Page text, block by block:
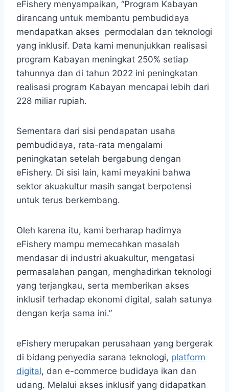
eFishery menyampaikan, “Program Kabayan
dirancang untuk membantu pembudidaya
mendapatkan akses permodalan dan teknologi
yang inklusif. Data kami menunjukkan realisasi
program Kabayan meningkat 250% setiap
tahunnya dan di tahun 2022 ini peningkatan
realisasi program Kabayan mencapai lebih dari
228 miliar rupiah.
Sementara dari sisi pendapatan usaha
pembudidaya, rata-rata mengalami
peningkatan setelah bergabung dengan
eFishery. Di sisi lain, kami meyakini bahwa
sektor akuakultur masih sangat berpotensi
untuk terus berkembang.
Oleh karena itu, kami berharap hadirnya
eFishery mampu memecahkan masalah
mendasar di industri akuakultur, mengatasi
permasalahan pangan, menghadirkan teknologi
yang terjangkau, serta memberikan akses
inklusif terhadap ekonomi digital, salah satunya
dengan kerja sama ini.”
eFishery merupakan perusahaan yang bergerak
di bidang penyedia sarana teknologi, platform
digital, dan e-commerce budidaya ikan dan
udang. Melalui akses inklusif yang didapatkan